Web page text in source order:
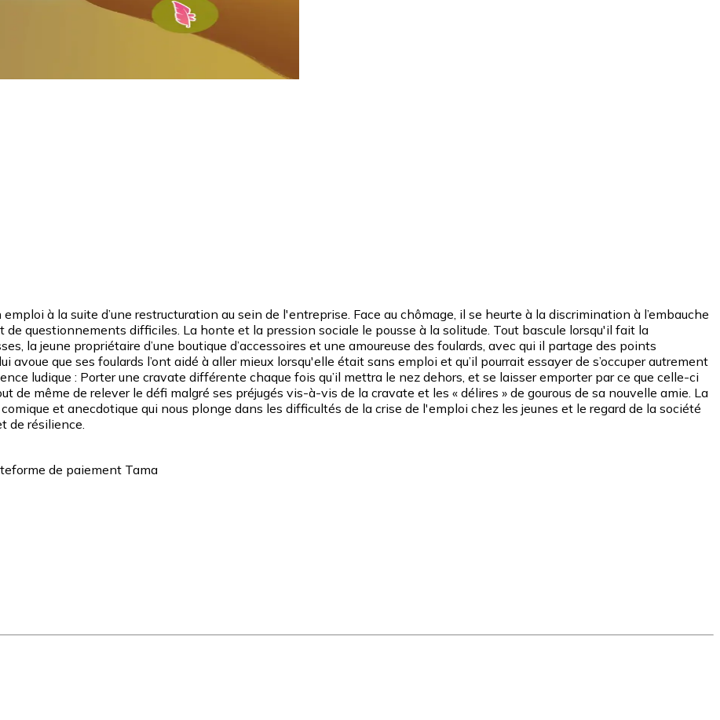
à la suite d’une restructuration au sein de l'entreprise. Face au chômage, il se heurte à la discrimination à l’embauche
de questionnements difficiles. La honte et la pression sociale le pousse à la solitude. Tout bascule lorsqu'il fait la
la jeune propriétaire d’une boutique d’accessoires et une amoureuse des foulards, avec qui il partage des points
que ses foulards l’ont aidé à aller mieux lorsqu'elle était sans emploi et qu’il pourrait essayer de s’occuper autrement
ludique : Porter une cravate différente chaque fois qu’il mettra le nez dehors, et se laisser emporter par ce que celle-ci
de même de relever le défi malgré ses préjugés vis-à-vis de la cravate et les « délires » de gourous de sa nouvelle amie. La
et anecdotique qui nous plonge dans les difficultés de la crise de l'emploi chez les jeunes et le regard de la société
de résilience.
de paiement Tama